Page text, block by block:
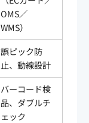
OMS／
WMS）
誤ピック防
止、動線設計
バーコード検
品、ダブルチ
ェック